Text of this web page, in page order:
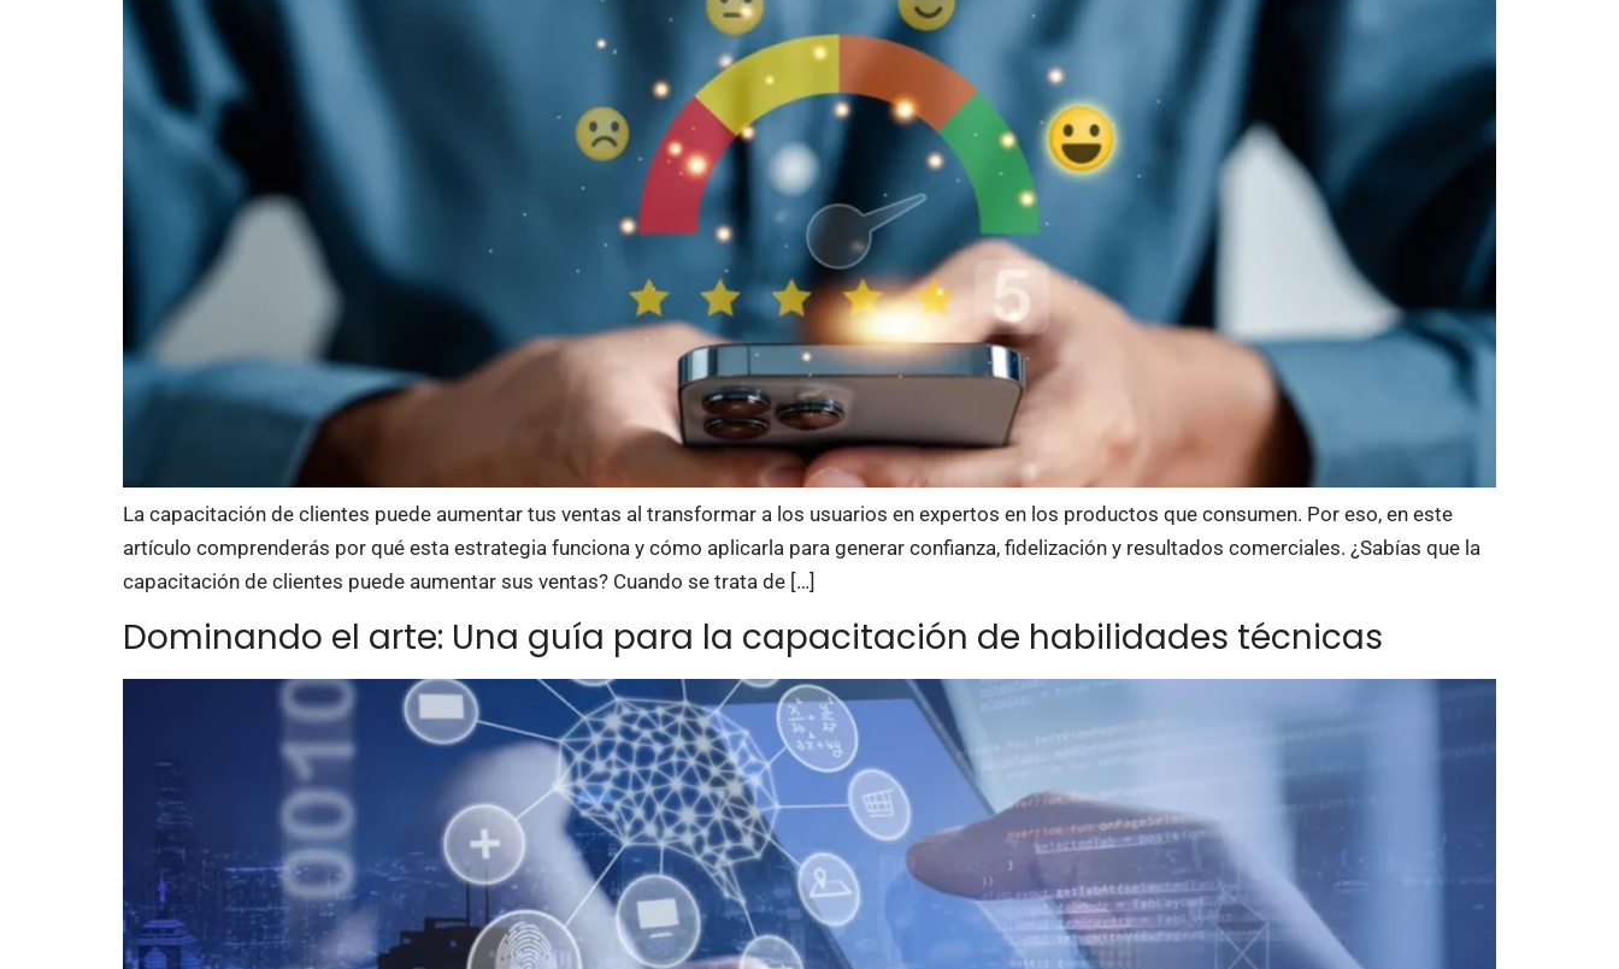
La capacitación de clientes puede aumentar tus ventas al transformar a los usuarios en expertos en los productos que consumen. Por eso, en este
artículo comprenderás por qué esta estrategia funciona y cómo aplicarla para generar confianza, fidelización y resultados comerciales. ¿Sabías que la
capacitación de clientes puede aumentar sus ventas? Cuando se trata de […]
Dominando el arte: Una guía para la capacitación de habilidades técnicas